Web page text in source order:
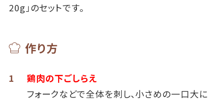
20g」のセットです。
作り方
1
鶏肉の下ごしらえ
フォークなどで全体を刺し、小さめの一口大に